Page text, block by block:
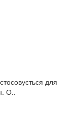
для
О..